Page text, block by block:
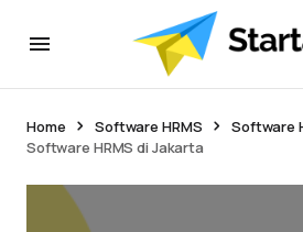
Home Software HRMS
Software
Software HRMS di Jakarta